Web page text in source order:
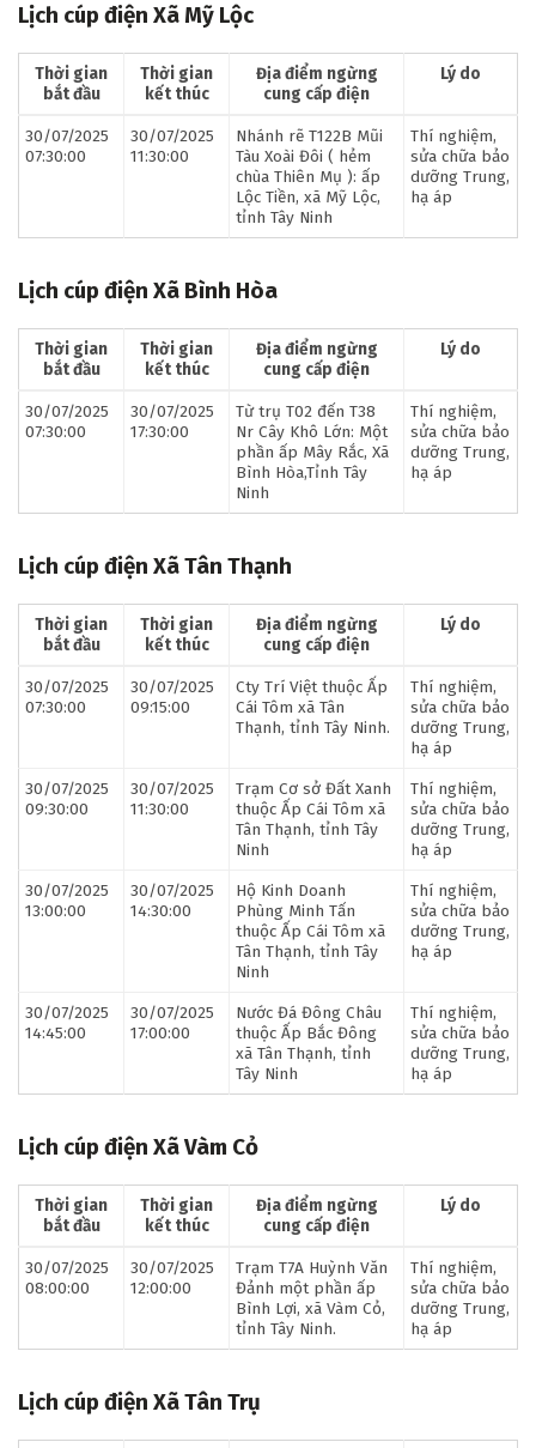
Lịch cúp điện Xã Mỹ Lộc
Thời gian
bắt đầu
Thời gian
kết thúc
Địa điểm ngừng
cung cấp điện
Lý do
30/07/2025
07:30:00
30/07/2025
11:30:00
Nhánh rẽ T122B Mũi
Tàu Xoài Đôi ( hẻm
chùa Thiên Mụ ): ấp
Lộc Tiền, xã Mỹ Lộc,
tỉnh Tây Ninh
Thí nghiệm,
sửa chữa bảo
dưỡng Trung,
hạ áp
Lịch cúp điện Xã Bình Hòa
Thời gian
bắt đầu
Thời gian
kết thúc
Địa điểm ngừng
cung cấp điện
Lý do
30/07/2025
07:30:00
30/07/2025
17:30:00
Từ trụ T02 đến T38
Nr Cây Khô Lớn: Một
phần ấp Mây Rắc, Xã
Bình Hòa,Tỉnh Tây
Ninh
Thí nghiệm,
sửa chữa bảo
dưỡng Trung,
hạ áp
Lịch cúp điện Xã Tân Thạnh
Thời gian
bắt đầu
Thời gian
kết thúc
Địa điểm ngừng
cung cấp điện
Lý do
30/07/2025
07:30:00
30/07/2025
09:15:00
Cty Trí Việt thuộc Ấp
Cái Tôm xã Tân
Thạnh, tỉnh Tây Ninh.
Thí nghiệm,
sửa chữa bảo
dưỡng Trung,
hạ áp
30/07/2025
09:30:00
30/07/2025
11:30:00
Trạm Cơ sở Đất Xanh
thuộc Ấp Cái Tôm xã
Tân Thạnh, tỉnh Tây
Ninh
Thí nghiệm,
sửa chữa bảo
dưỡng Trung,
hạ áp
30/07/2025
13:00:00
30/07/2025
14:30:00
Hộ Kinh Doanh
Phùng Minh Tấn
thuộc Ấp Cái Tôm xã
Tân Thạnh, tỉnh Tây
Ninh
Thí nghiệm,
sửa chữa bảo
dưỡng Trung,
hạ áp
30/07/2025
14:45:00
30/07/2025
17:00:00
Nước Đá Đông Châu
thuộc Ấp Bắc Đông
xã Tân Thạnh, tỉnh
Tây Ninh
Thí nghiệm,
sửa chữa bảo
dưỡng Trung,
hạ áp
Lịch cúp điện Xã Vàm Cỏ
Thời gian
bắt đầu
Thời gian
kết thúc
Địa điểm ngừng
cung cấp điện
Lý do
30/07/2025
08:00:00
30/07/2025
12:00:00
Trạm T7A Huỳnh Văn
Đảnh một phần ấp
Bình Lợi, xã Vàm Cỏ,
tỉnh Tây Ninh.
Thí nghiệm,
sửa chữa bảo
dưỡng Trung,
hạ áp
Lịch cúp điện Xã Tân Trụ